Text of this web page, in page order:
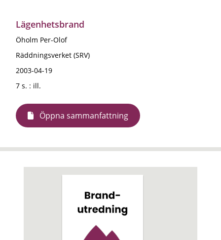
Lägenhetsbrand
Öholm Per-Olof
Räddningsverket (SRV)
2003-04-19
7 s. : ill.
Öppna sammanfattning